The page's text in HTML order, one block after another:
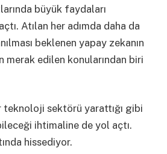
büyük faydaları
Atılan her adımda daha da
beklenen yapay zekanın
merak edilen konularından biri
teknoloji sektörü yarattığı gibi
ihtimaline de yol açtı.
hissediyor.